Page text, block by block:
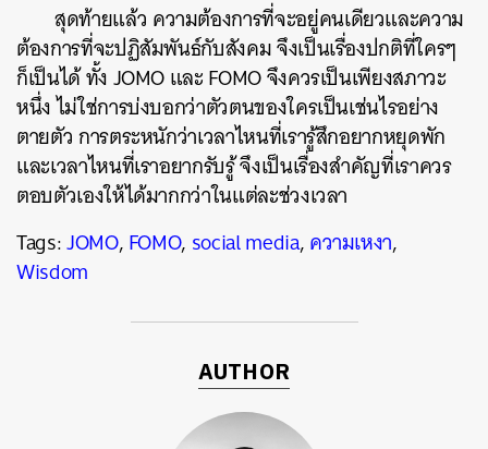
สุดท้ายแล้ว ความต้องการที่จะอยู่คนเดียวและความ
ต้องการที่จะปฏิสัมพันธ์กับสังคม จึงเป็นเรื่องปกติที่ใครๆ
ก็เป็นได้ ทั้ง JOMO และ FOMO จึงควรเป็นเพียงสภาวะ
หนึ่ง ไม่ใช่การบ่งบอกว่าตัวตนของใครเป็นเช่นไรอย่าง
ตายตัว การตระหนักว่าเวลาไหนที่เรารู้สึกอยากหยุดพัก
และเวลาไหนที่เราอยากรับรู้ จึงเป็นเรื่องสำคัญที่เราควร
ตอบตัวเองให้ได้มากกว่าในแต่ละช่วงเวลา
Tags:JOMO,FOMO, social media,ความเหงา,
Wisdom
AUTHOR